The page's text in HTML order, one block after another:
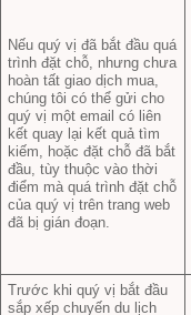
Nếu quý vị đã bắt đầu quá
trình đặt chỗ, nhưng chưa
hoàn tất giao dịch mua,
chúng tôi có thể gửi cho
quý vị một email có liên
kết quay lại kết quả tìm
kiếm, hoặc đặt chỗ đã bắt
đầu, tùy thuộc vào thời
điểm mà quá trình đặt chỗ
của quý vị trên trang web
đã bị gián đoạn.
Trước khi quý vị bắt đầu
sắp xếp chuyến du lịch